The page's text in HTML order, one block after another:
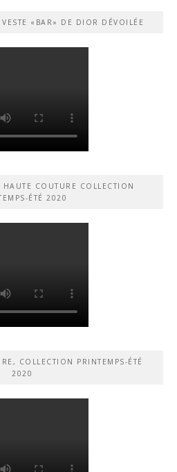
«BAR» DE DIOR DÉVOILÉE
COUTURE COLLECTION
ÉTÉ 2020
COLLECTION PRINTEMPS-ÉTÉ
2020